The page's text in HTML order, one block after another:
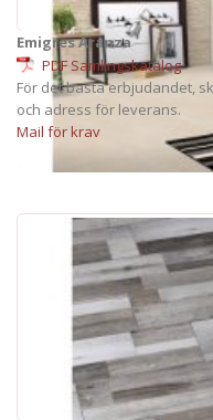
Emigres Aranza
PDF Samlingskatalog
För det bästa erbjudandet,
och adress för leverans.
Mail för krav